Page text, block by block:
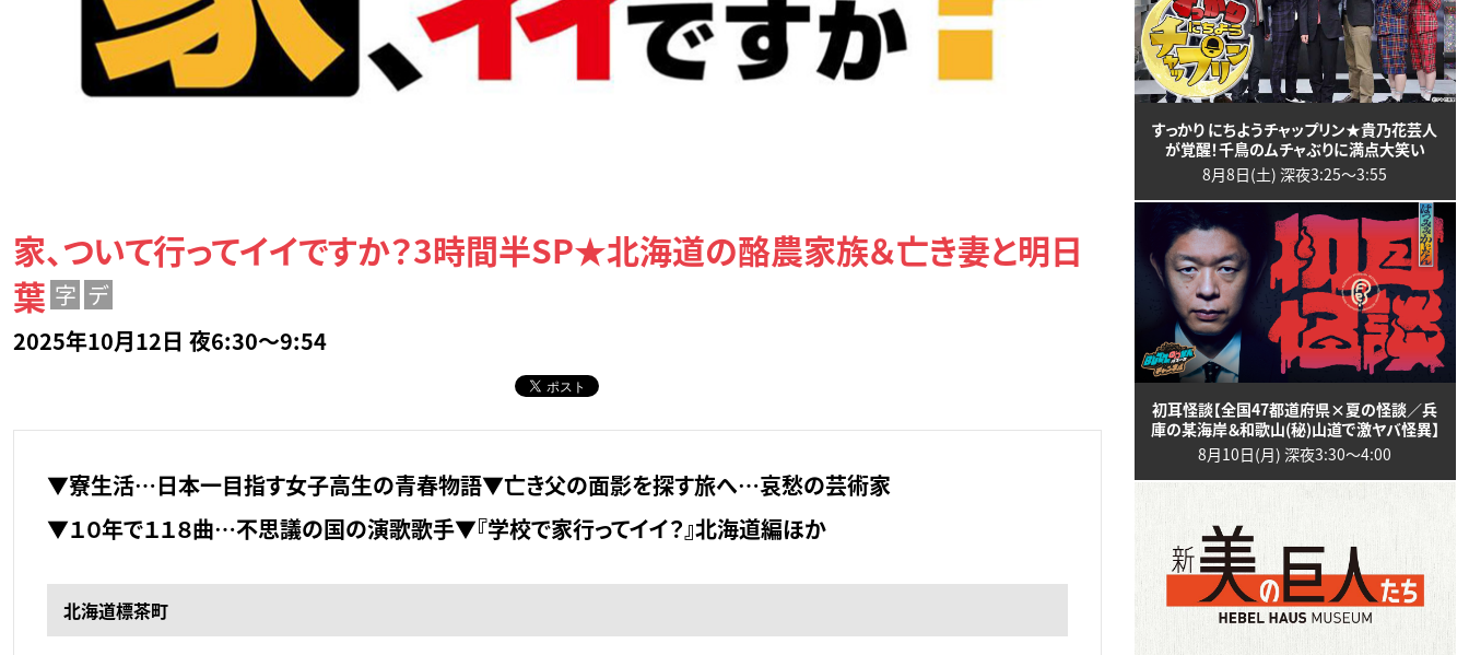
家、ついて行ってイイですか？3時間半SP★北海道の酪農家族＆亡き妻と明日
葉 字 デ
2025年10月12日 夜6:30～9:54
▼寮生活…日本一目指す女子高生の青春物語▼亡き父の面影を探す旅へ…哀愁の芸術家
▼１０年で１１８曲…不思議の国の演歌歌手▼『学校で家行ってイイ？』北海道編ほか
北海道標茶町
すっかり にちようチャップリン★貴乃花芸人
が覚醒！千鳥のムチャぶりに満点大笑い
8月8日(土) 深夜3:25〜3:55
初耳怪談【全国47都道府県×夏の怪談／兵
庫の某海岸＆和歌山(秘)山道で激ヤバ怪異】
8月10日(月) 深夜3:30〜4:00